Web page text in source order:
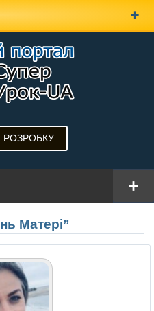
РОЗРОБКУ
Матері”